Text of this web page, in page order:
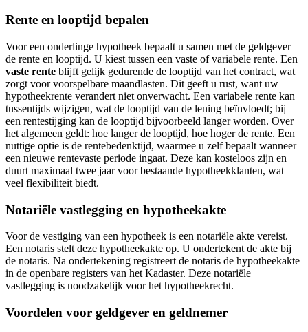
Rente en looptijd bepalen
Voor een onderlinge hypotheek bepaalt u samen met de geldgever
de rente en looptijd. U kiest tussen een vaste of variabele rente. Een
vaste rente blijft gelijk gedurende de looptijd van het contract, wat
zorgt voor voorspelbare maandlasten. Dit geeft u rust, want uw
hypotheekrente verandert niet onverwacht. Een variabele rente kan
tussentijds wijzigen, wat de looptijd van de lening beïnvloedt; bij
een rentestijging kan de looptijd bijvoorbeeld langer worden. Over
het algemeen geldt: hoe langer de looptijd, hoe hoger de rente. Een
nuttige optie is de rentebedenktijd, waarmee u zelf bepaalt wanneer
een nieuwe rentevaste periode ingaat. Deze kan kosteloos zijn en
duurt maximaal twee jaar voor bestaande hypotheekklanten, wat
veel flexibiliteit biedt.
Notariële vastlegging en hypotheekakte
Voor de vestiging van een hypotheek is een notariële akte vereist.
Een notaris stelt deze hypotheekakte op. U ondertekent de akte bij
de notaris. Na ondertekening registreert de notaris de hypotheekakte
in de openbare registers van het Kadaster. Deze notariële
vastlegging is noodzakelijk voor het hypotheekrecht.
Voordelen voor geldgever en geldnemer